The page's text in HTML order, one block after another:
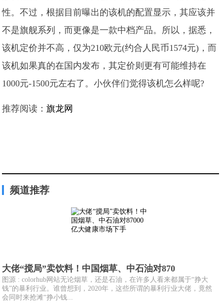
性。不过，根据目前曝出的该机的配置显示，其应该并
不是旗舰系列，而更像是一款中档产品。所以，据悉，
该机定价并不高，仅为210欧元(约合人民币1574元)，而
该机如果真的在国内发布，其定价则更有可能维持在
1000元-1500元左右了。小伙伴们觉得该机怎么样呢?
推荐阅读：旗龙网
频道推荐
大佬“搅局”卖饮料！中国烟草、中石油对870
图源 : colorhub网站无论烟草，还是石油，在许多人看来都属于“挣大
钱”的暴利行业。谁曾想到，2020年，这些所谓的暴利行业大佬，竟然
会同时来抢滩“挣小钱...